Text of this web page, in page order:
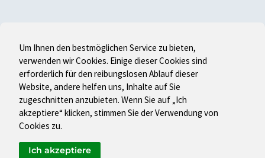
Um Ihnen den bestmöglichen Service zu bieten,
verwenden wir Cookies. Einige dieser Cookies sind
erforderlich für den reibungslosen Ablauf dieser
Website, andere helfen uns, Inhalte auf Sie
zugeschnitten anzubieten. Wenn Sie auf „Ich
akzeptiere“ klicken, stimmen Sie der Verwendung von
Cookies zu.
Ich akzeptiere